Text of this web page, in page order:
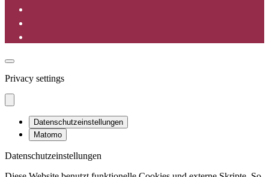
Privacy settings
Datenschutzeinstellungen
Matomo
Datenschutzeinstellungen